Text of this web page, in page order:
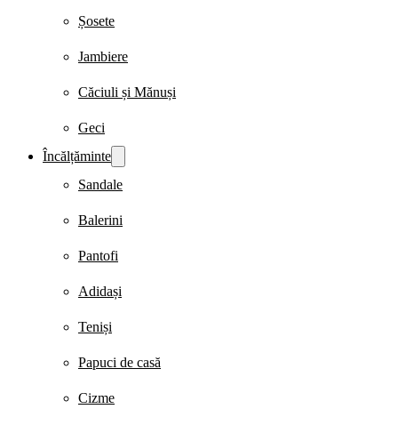
Șosete
Jambiere
Căciuli și Mănuși
Geci
Încălțăminte
Sandale
Balerini
Pantofi
Adidași
Teniși
Papuci de casă
Cizme